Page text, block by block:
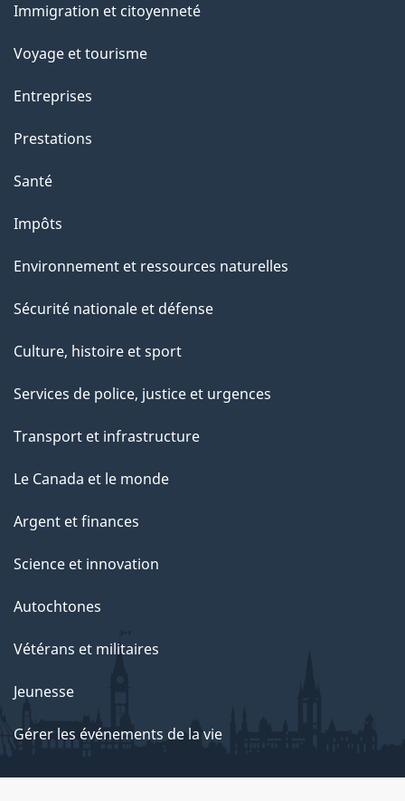
sujets
Immigration et citoyenneté
Voyage et tourisme
Entreprises
Prestations
Santé
Impôts
Environnement et ressources naturelles
Sécurité nationale et défense
Culture, histoire et sport
Services de police, justice et urgences
Transport et infrastructure
Le Canada et le monde
Argent et finances
Science et innovation
Autochtones
Vétérans et militaires
Jeunesse
Gérer les événements de la vie